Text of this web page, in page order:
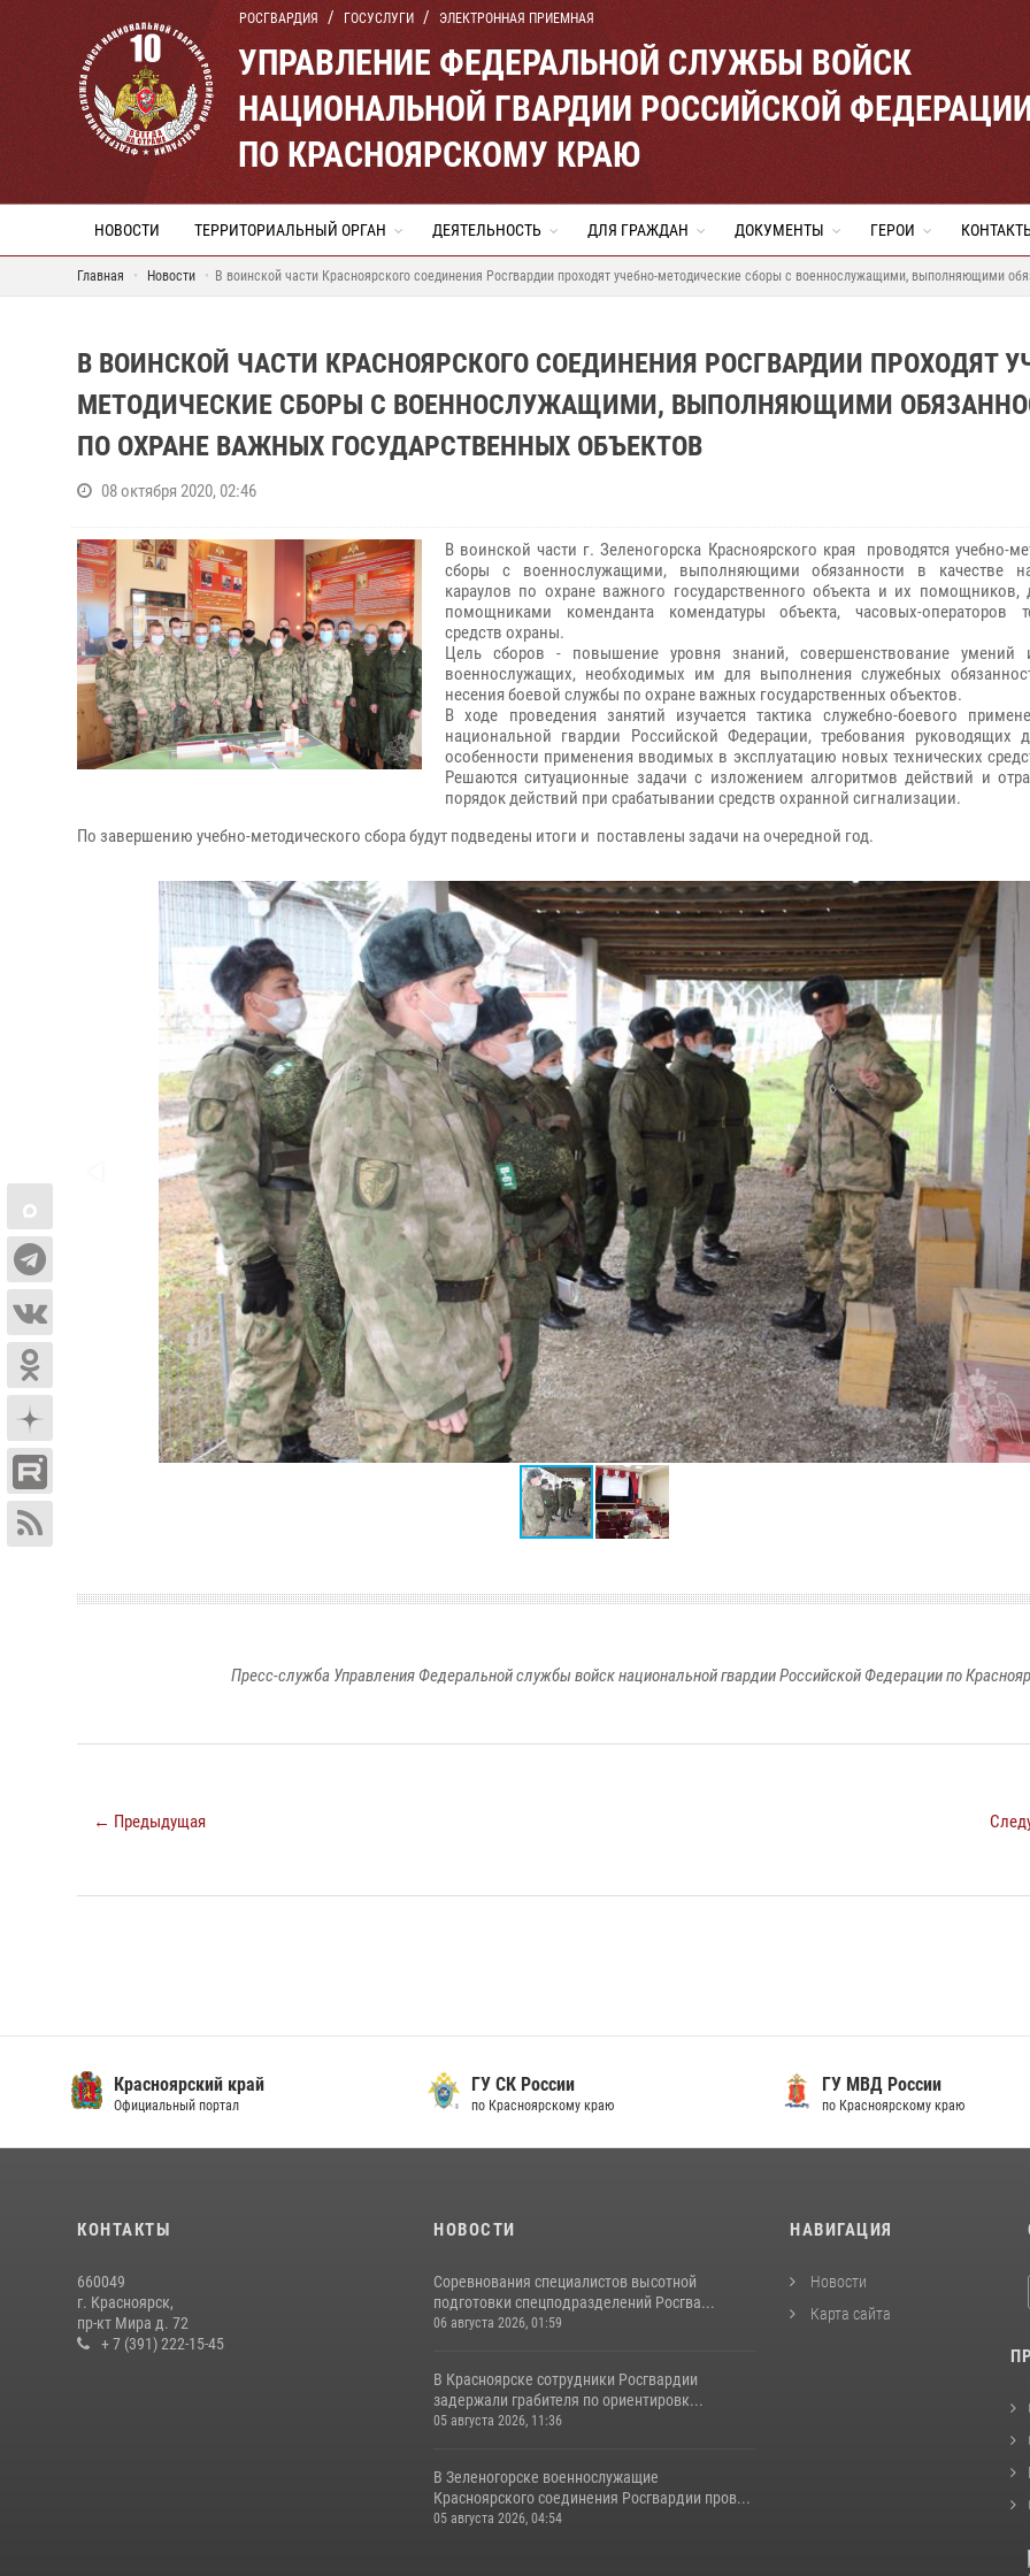
РОСГВАРДИЯ ГОСУСЛУГИ ЭЛЕКТРОННАЯ ПРИЕМНАЯ
УПРАВЛЕНИЕ ФЕДЕРАЛЬНОЙ СЛУЖБЫ ВОЙСК
НАЦИОНАЛЬНОЙ ГВАРДИИ РОССИЙСКОЙ
ПО КРАСНОЯРСКОМУ КРАЮ
НОВОСТИ ТЕРРИТОРИАЛЬНЫЙ ОРГАН ДЕЯТЕЛЬНОСТЬ ДЛЯ ГРАЖДАН ДОКУМЕНТЫ ГЕРОИ
Главная Новости В воинской части Красноярского соединения Росгвардии проходят учебно-методические сборы с военнослужащими, выполняющими
В ВОИНСКОЙ ЧАСТИ КРАСНОЯРСКОГО СОЕДИНЕНИЯ РОСГВАРДИИ ПРОХОДЯТ
МЕТОДИЧЕСКИЕ СБОРЫ С ВОЕННОСЛУЖАЩИМИ, ВЫПОЛНЯЮЩИМИ
ПО ОХРАНЕ ВАЖНЫХ ГОСУДАРСТВЕННЫХ ОБЪЕКТОВ
08 октября 2020, 02:46
В воинской части г. Зеленогорска Красноярского края проводятся учебно-
сборы с военнослужащими, выполняющими обязанности в качестве
караулов по охране важного государственного объекта и их помощников,
помощниками коменданта комендатуры объекта, часовых-операторов
средств охраны.
Цель сборов -­ повышение уровня знаний, совершенствование умений
военнослужащих, необходимых им для выполнения служебных
несения боевой службы по охране важных государственных объектов.
В ходе проведения занятий изучается тактика служебно-боевого
национальной гвардии Российской Федерации, требования руководящих
особенности применения вводимых в эксплуатацию новых технических
Решаются ситуационные задачи с изложением алгоритмов действий и
порядок действий при срабатывании средств охранной сигнализации.
По завершению учебно-методического сбора будут подведены итоги и поставлены задачи на очередной год.
Пресс-служба Управления Федеральной службы войск национальной гвардии Российской Федерации по
← Предыдущая
Красноярский край
Официальный портал
ГУ СК России
по Красноярскому краю
ГУ МВД России
по Красноярскому краю
КОНТАКТЫ
660049
г. Красноярск,
пр-кт Мира д. 72
+ 7 (391) 222-15-45
НОВОСТИ
Соревнования специалистов высотной
подготовки спецподразделений Росгва...
06 августа 2026, 01:59
В Красноярске сотрудники Росгвардии
задержали грабителя по ориентировк...
05 августа 2026, 11:36
В Зеленогорске военнослужащие
Красноярского соединения Росгвардии пров...
05 августа 2026, 04:54
НАВИГАЦИЯ
Новости
Карта сайта